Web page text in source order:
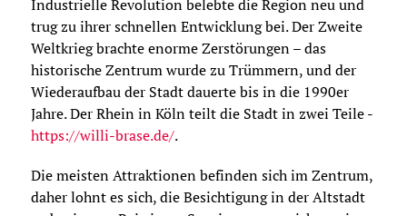
Industrielle Revolution belebte die Region neu und
trug zu ihrer schnellen Entwicklung bei. Der Zweite
Weltkrieg brachte enorme Zerstörungen – das
historische Zentrum wurde zu Trümmern, und der
Wiederaufbau der Stadt dauerte bis in die 1990er
Jahre. Der Rhein in Köln teilt die Stadt in zwei Teile -
https://willi-brase.de/.
Die meisten Attraktionen befinden sich im Zentrum,
daher lohnt es sich, die Besichtigung in der Altstadt